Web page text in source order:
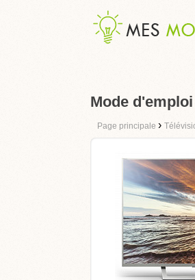
Mode
Page principale ›